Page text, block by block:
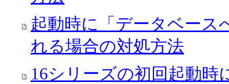
起動時に「データベース
れる場合の対処方法
16シリーズの初回起動時